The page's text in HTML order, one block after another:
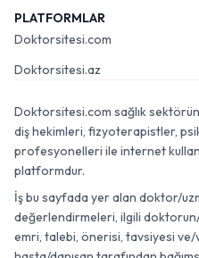
PLATFORMLAR
Doktorsitesi.com
Doktorsitesi.az
Doktorsitesi.com sağlık
diş hekimleri, fizyoterapistler,
profesyonelleri ile internet
platformdur.
İş bu sayfada yer alan doktor/
değerlendirmeleri, ilgili
emri, talebi, önerisi, tavsiyesi ve/